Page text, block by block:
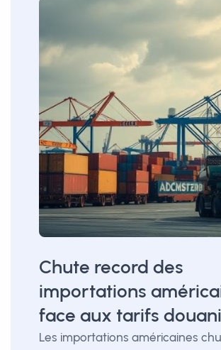
Chute record des
importations
face aux tarifs
Les importations américaines